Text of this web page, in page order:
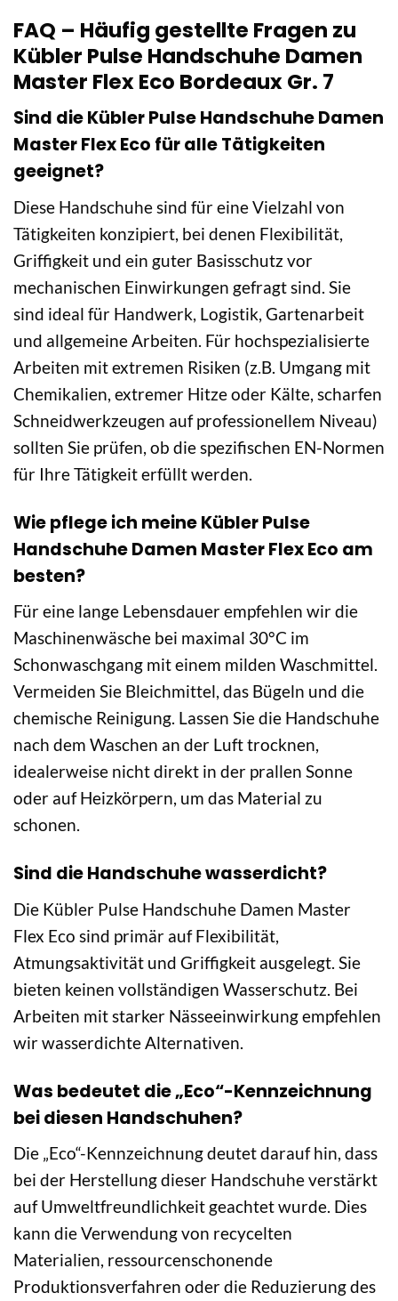
FAQ – Häufig gestellte Fragen zu
Kübler Pulse Handschuhe Damen
Master Flex Eco Bordeaux Gr. 7
Sind die Kübler Pulse Handschuhe Damen
Master Flex Eco für alle Tätigkeiten
geeignet?
Diese Handschuhe sind für eine Vielzahl von
Tätigkeiten konzipiert, bei denen Flexibilität,
Griffigkeit und ein guter Basisschutz vor
mechanischen Einwirkungen gefragt sind. Sie
sind ideal für Handwerk, Logistik, Gartenarbeit
und allgemeine Arbeiten. Für hochspezialisierte
Arbeiten mit extremen Risiken (z.B. Umgang mit
Chemikalien, extremer Hitze oder Kälte, scharfen
Schneidwerkzeugen auf professionellem Niveau)
sollten Sie prüfen, ob die spezifischen EN-Normen
für Ihre Tätigkeit erfüllt werden.
Wie pflege ich meine Kübler Pulse
Handschuhe Damen Master Flex Eco am
besten?
Für eine lange Lebensdauer empfehlen wir die
Maschinenwäsche bei maximal 30°C im
Schonwaschgang mit einem milden Waschmittel.
Vermeiden Sie Bleichmittel, das Bügeln und die
chemische Reinigung. Lassen Sie die Handschuhe
nach dem Waschen an der Luft trocknen,
idealerweise nicht direkt in der prallen Sonne
oder auf Heizkörpern, um das Material zu
schonen.
Sind die Handschuhe wasserdicht?
Die Kübler Pulse Handschuhe Damen Master
Flex Eco sind primär auf Flexibilität,
Atmungsaktivität und Griffigkeit ausgelegt. Sie
bieten keinen vollständigen Wasserschutz. Bei
Arbeiten mit starker Nässeeinwirkung empfehlen
wir wasserdichte Alternativen.
Was bedeutet die „Eco“-Kennzeichnung
bei diesen Handschuhen?
Die „Eco“-Kennzeichnung deutet darauf hin, dass
bei der Herstellung dieser Handschuhe verstärkt
auf Umweltfreundlichkeit geachtet wurde. Dies
kann die Verwendung von recycelten
Materialien, ressourcenschonende
Produktionsverfahren oder die Reduzierung des